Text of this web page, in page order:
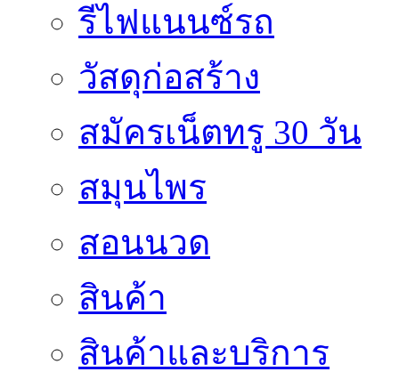
รีไฟแนนซ์รถ
วัสดุก่อสร้าง
สมัครเน็ตทรู 30 วัน
สมุนไพร
สอนนวด
สินค้า
สินค้าและบริการ